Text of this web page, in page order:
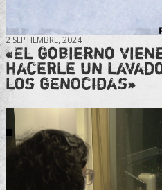
2 SEPTIEMBRE, 2024
«El gobierno
hacerle un
los genocidas»